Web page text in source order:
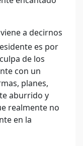
a decirnos
es por
de los
con un
planes,
aburrido y
realmente no
en la